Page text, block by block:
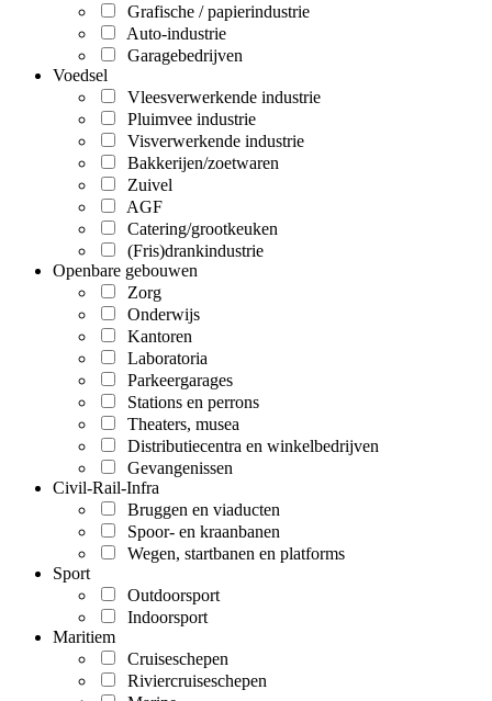
Grafische / papierindustrie
Auto-industrie
Garagebedrijven
Voedsel
Vleesverwerkende industrie
Pluimvee industrie
Visverwerkende industrie
Bakkerijen/zoetwaren
Zuivel
AGF
Catering/grootkeuken
(Fris)drankindustrie
Openbare gebouwen
Zorg
Onderwijs
Kantoren
Laboratoria
Parkeergarages
Stations en perrons
Theaters, musea
Distributiecentra en winkelbedrijven
Gevangenissen
Civil-Rail-Infra
Bruggen en viaducten
Spoor- en kraanbanen
Wegen, startbanen en platforms
Sport
Outdoorsport
Indoorsport
Maritiem
Cruiseschepen
Riviercruiseschepen